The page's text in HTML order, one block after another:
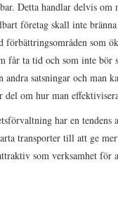
Detta handlar delvis
företag skall inte
som
får ta tid och som inte
satsningar och man
om hur man
har en tendens
transporter till att ge
som verksamhet för